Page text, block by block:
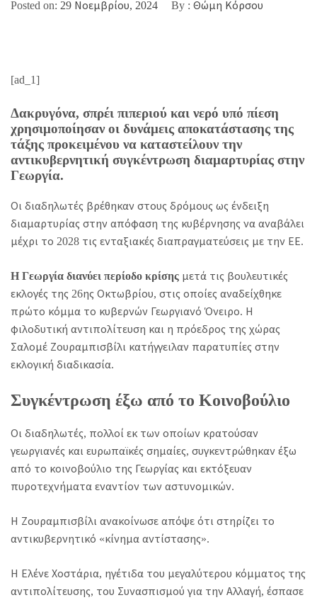
Posted on: 29 Νοεμβρίου, 2024 By : Θώμη Κόρσου
[ad_1]
Δακρυγόνα, σπρέι πιπεριού και νερό υπό πίεση
χρησιμοποίησαν οι δυνάμεις αποκατάστασης της
τάξης προκειμένου να καταστείλουν την
αντικυβερνητική συγκέντρωση διαμαρτυρίας στην
Γεωργία.
Οι διαδηλωτές βρέθηκαν στους δρόμους ως ένδειξη
διαμαρτυρίας στην απόφαση της κυβέρνησης να αναβάλει
μέχρι το 2028 τις ενταξιακές διαπραγματεύσεις με την ΕΕ.
Η Γεωργία διανύει περίοδο κρίσης μετά τις βουλευτικές
εκλογές της 26ης Οκτωβρίου, στις οποίες αναδείχθηκε
πρώτο κόμμα το κυβερνών Γεωργιανό Όνειρο. Η
φιλοδυτική αντιπολίτευση και η πρόεδρος της χώρας
Σαλομέ Ζουραμπισβίλι κατήγγειλαν παρατυπίες στην
εκλογική διαδικασία.
Συγκέντρωση έξω από το Κοινοβούλιο
Οι διαδηλωτές, πολλοί εκ των οποίων κρατούσαν
γεωργιανές και ευρωπαϊκές σημαίες, συγκεντρώθηκαν έξω
από το κοινοβούλιο της Γεωργίας και εκτόξευαν
πυροτεχνήματα εναντίον των αστυνομικών.
Η Ζουραμπισβίλι ανακοίνωσε απόψε ότι στηρίζει το
αντικυβερνητικό «κίνημα αντίστασης».
Η Ελένε Χοστάρια, ηγέτιδα του μεγαλύτερου κόμματος της
αντιπολίτευσης, του Συνασπισμού για την Αλλαγή, έσπασε